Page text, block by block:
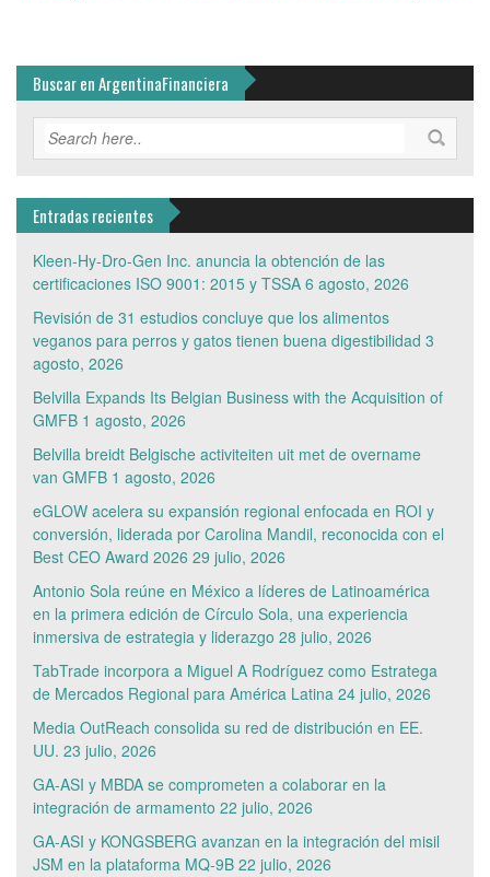
Buscar en ArgentinaFinanciera
Entradas recientes
Kleen-Hy-Dro-Gen Inc. anuncia la obtención de las
certificaciones ISO 9001: 2015 y TSSA 6 agosto, 2026
Revisión de 31 estudios concluye que los alimentos
veganos para perros y gatos tienen buena digestibilidad 3
agosto, 2026
Belvilla Expands Its Belgian Business with the Acquisition of
GMFB 1 agosto, 2026
Belvilla breidt Belgische activiteiten uit met de overname
van GMFB 1 agosto, 2026
eGLOW acelera su expansión regional enfocada en ROI y
conversión, liderada por Carolina Mandil, reconocida con el
Best CEO Award 2026 29 julio, 2026
Antonio Sola reúne en México a líderes de Latinoamérica
en la primera edición de Círculo Sola, una experiencia
inmersiva de estrategia y liderazgo 28 julio, 2026
TabTrade incorpora a Miguel A Rodríguez como Estratega
de Mercados Regional para América Latina 24 julio, 2026
Media OutReach consolida su red de distribución en EE.
UU. 23 julio, 2026
GA-ASI y MBDA se comprometen a colaborar en la
integración de armamento 22 julio, 2026
GA-ASI y KONGSBERG avanzan en la integración del misil
JSM en la plataforma MQ-9B 22 julio, 2026